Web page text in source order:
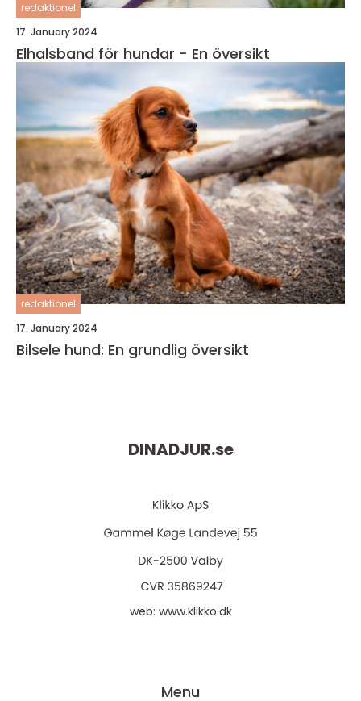
redaktionel
17. January 2024
Elhalsband för hundar - En översikt
redaktionel
17. January 2024
Bilsele hund: En grundlig översikt
DINADJUR.se
web: www.klikko.dk
Menu